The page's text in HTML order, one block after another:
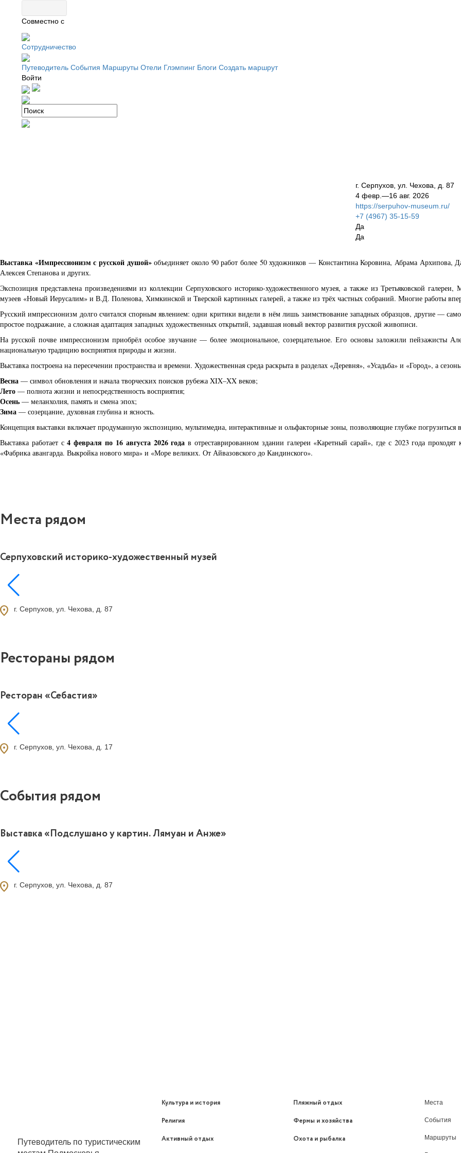
Совместно с
Сотрудничество
Путеводитель События Маршруты Отели Глэмпинг Блоги Создать маршрут
Войти
г. Серпухов, ул. Чехова, д. 87
4 февр.—16 авг. 2026
https://serpuhov-museum.ru/
+7 (4967) 35-15-59
Да
Да
Выставка «Импрессионизм с русской душой»объединяет около 90 работ более 50 художников — Константина Коровина, Абрама Архипова,
Алексея Степанова и других.
Экспозиция представлена произведениями из коллекции Серпуховского историко-художественного музея, а также из Третьяковской
музеев «Новый Иерусалим» и В.Д. Поленова, Химкинской и Тверской картинных галерей, а также из трёх частных собраний. Многие работы
Русский импрессионизм долго считался спорным явлением: одни критики видели в нём лишь заимствование западных образцов, другие —
простое подражание, а сложная адаптация западных художественных открытий, задавшая новый вектор развития русской живописи.
На русской почве импрессионизм приобрёл особое звучание — более эмоциональное, созерцательное. Его основы заложили пейзажисты
национальную традицию восприятия природы и жизни.
Выставка построена на пересечении пространства и времени. Художественная среда раскрыта в разделах «Деревня», «Усадьба» и «Город», а
Весна — символ обновления и начала творческих поисков рубежа XIX–XX веков;
Лето — полнота жизни и непосредственность восприятия;
Осень — меланхолия, память и смена эпох;
Зима — созерцание, духовная глубина и ясность.
Концепция выставки включает продуманную экспозицию, мультимедиа, интерактивные и ольфакторные зоны, позволяющие глубже
Выставка работает с4 февраля по 16 августа 2026 года в отреставрированном здании галереи «Каретный сарай», где с 2023 года
«Фабрика авангарда. Выкройка нового мира» и «Море великих. От Айвазовского до Кандинского».
Места рядом
Серпуховский историко-художественный музей
г. Серпухов, ул. Чехова, д. 87
Рестораны рядом
Ресторан «Себастия»
г. Серпухов, ул. Чехова, д. 17
События рядом
Выставка «Подслушано у картин. Лямуан и Анже»
г. Серпухов, ул. Чехова, д. 87
Путеводитель по туристическим
Культура и история
Религия
Активный отдых
Пляжный отдых
Фермы и хозяйства
Охота и рыбалка
Места
События
Маршруты